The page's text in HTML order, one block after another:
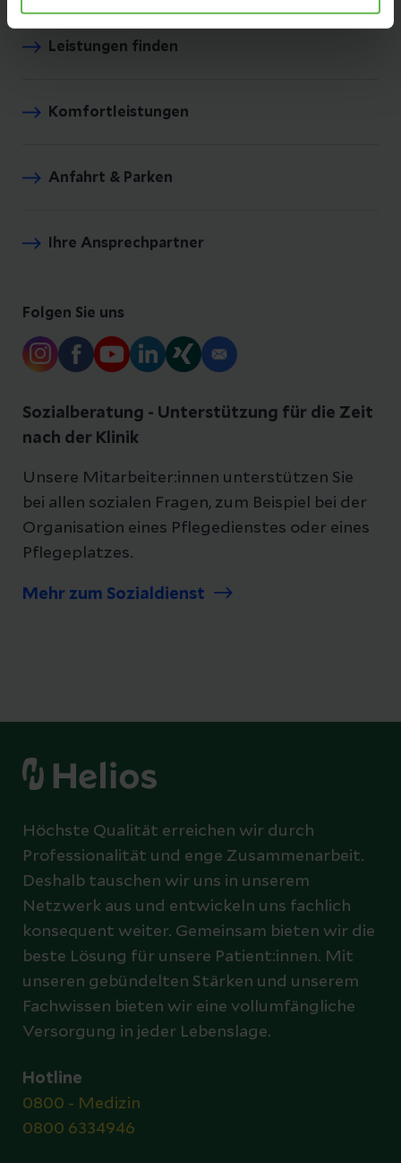
Leistungen finden
Komfortleistungen
Anfahrt & Parken
Ihre Ansprechpartner
Folgen Sie uns
Sozialberatung - Unterstützung für die Zeit
nach der Klinik
Unsere Mitarbeiter:innen unterstützen Sie
bei allen sozialen Fragen, zum Beispiel bei der
Organisation eines Pflegedienstes oder eines
Pflegeplatzes.
Mehr zum Sozialdienst
Höchste Qualität erreichen wir durch
Professionalität und enge Zusammenarbeit.
Deshalb tauschen wir uns in unserem
Netzwerk aus und entwickeln uns fachlich
konsequent weiter. Gemeinsam bieten wir die
beste Lösung für unsere Patient:innen. Mit
unseren gebündelten Stärken und unserem
Fachwissen bieten wir eine vollumfängliche
Versorgung in jeder Lebenslage.
Hotline
0800 - Medizin
0800 6334946